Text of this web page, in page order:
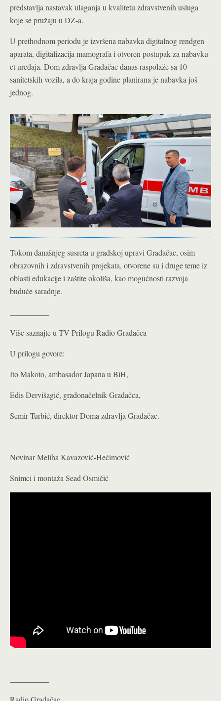
predstavlja nastavak ulaganja u kvalitetu zdravstvenih usluga
koje se pružaju u DZ-a.
U prethodnom periodu je izvršena nabavka digitalnog rendgen
aparata, digitalizacija mamografa i otvoren postupak za nabavku
ct uređaja. Dom zdravlja Gradačac danas raspolaže sa 10
sanitetskih vozila, a do kraja godine planirana je nabavka još
jednog.
Tokom današnjeg susreta u gradskoj upravi Gradačac, osim
obrazovnih i zdravstvenih projekata, otvorene su i druge teme iz
oblasti edukacije i zaštite okoliša, kao mogućnosti razvoja
buduće saradnje.
Više saznajte u TV Prilogu Radio Gradačca
U prilogu govore:
Ito Makoto, ambasador Japana u BiH,
Edis Dervišagić, gradonačelnik Gradačca,
Semir Turbić, direktor Doma zdravlja Gradačac.
Novinar Meliha Kavazović-Hećimović
Snimci i montaža Sead Osmičić